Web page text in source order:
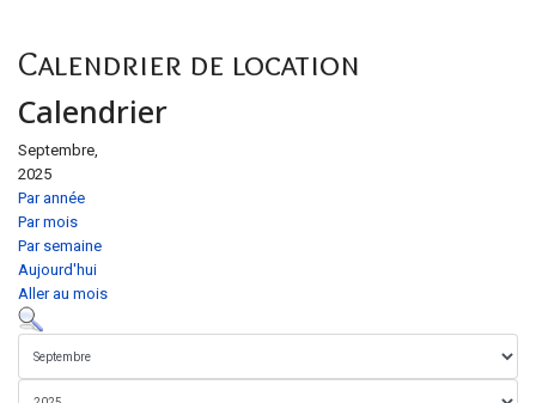
Calendrier de location
Calendrier
Septembre,
2025
Par année
Par mois
Par semaine
Aujourd'hui
Aller au mois